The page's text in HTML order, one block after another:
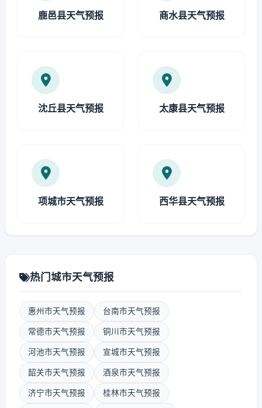
鹿邑县天气预报 商水县天气预报
沈丘县天气预报 太康县天气预报
项城市天气预报 西华县天气预报
热门城市天气预报
惠州市天气预报 台南市天气预报
常德市天气预报 铜川市天气预报
河池市天气预报 宣城市天气预报
韶关市天气预报 酒泉市天气预报
济宁市天气预报 桂林市天气预报